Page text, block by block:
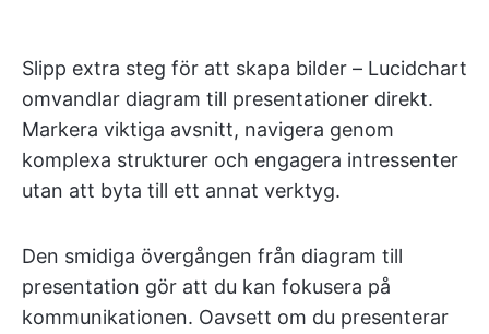
Slipp extra steg för att skapa bilder – Lucidchart
omvandlar diagram till presentationer direkt.
Markera viktiga avsnitt, navigera genom
komplexa strukturer och engagera intressenter
utan att byta till ett annat verktyg.
Den smidiga övergången från diagram till
presentation gör att du kan fokusera på
kommunikationen. Oavsett om du presenterar